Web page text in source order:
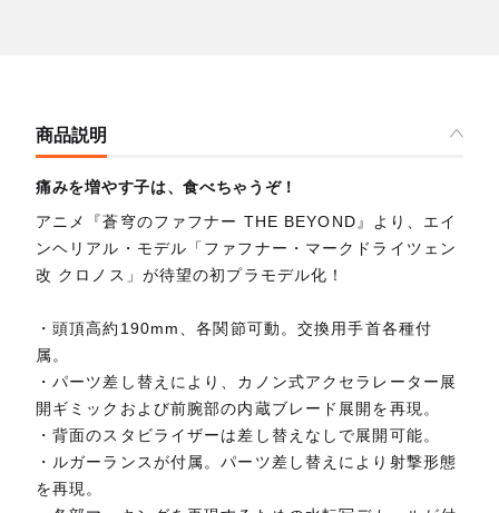
商品説明
痛みを増やす子は、食べちゃうぞ！
アニメ『蒼穹のファフナー THE BEYOND』より、エイ
ンヘリアル・モデル「ファフナー・マークドライツェン
改 クロノス」が待望の初プラモデル化！
・頭頂高約190mm、各関節可動。交換用手首各種付
属。
・パーツ差し替えにより、カノン式アクセラレーター展
開ギミックおよび前腕部の内蔵ブレード展開を再現。
・背面のスタビライザーは差し替えなしで展開可能。
・ルガーランスが付属。パーツ差し替えにより射撃形態
を再現。